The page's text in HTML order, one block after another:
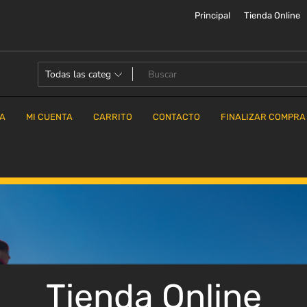
Principal Tienda Online
MI CUENTA CARRITO CONTACTO FINALIZAR COMPRA
Tienda Online